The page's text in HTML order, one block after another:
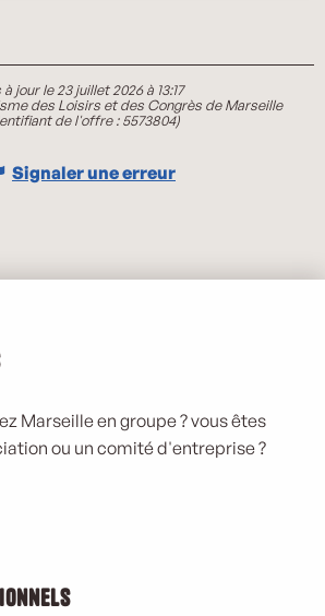
à jour le 23 juillet 2026 à 13:17
des Loisirs et des Congrès de Marseille
de l'offre :5573804)
Signaler une erreur
Marseille en groupe ? vous êtes
ou un comité d'entreprise ?